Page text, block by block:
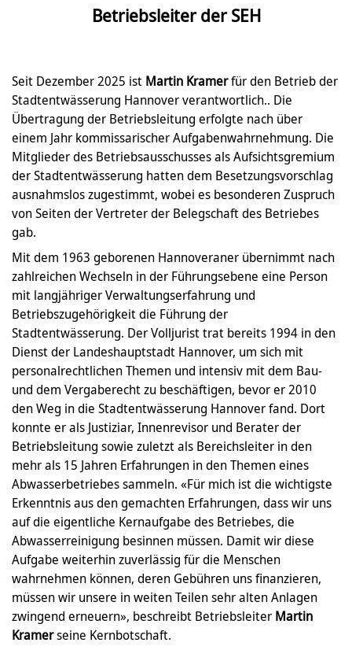
Betriebsleiter der SEH
Seit Dezember 2025 ist Martin Kramerfür den Betrieb der
Stadtentwässerung Hannover verantwortlich.. Die
Übertragung der Betriebsleitung erfolgte nach über
einem Jahr kommissarischer Aufgabenwahrnehmung. Die
Mitglieder des Betriebsausschusses als Aufsichtsgremium
der Stadtentwässerung hatten dem Besetzungsvorschlag
ausnahmslos zugestimmt, wobei es besonderen Zuspruch
von Seiten der Vertreter der Belegschaft des Betriebes
gab.
Mit dem 1963 geborenen Hannoveraner übernimmt nach
zahlreichen Wechseln in der Führungsebene eine Person
mit langjähriger Verwaltungserfahrung und
Betriebszugehörigkeit die Führung der
Stadtentwässerung. Der Volljurist trat bereits 1994 in den
Dienst der Landeshauptstadt Hannover, um sich mit
personalrechtlichen Themen und intensiv mit dem Bau-
und dem Vergaberecht zu beschäftigen, bevor er 2010
den Weg in die Stadtentwässerung Hannover fand. Dort
konnte er als Justiziar, Innenrevisor und Berater der
Betriebsleitung sowie zuletzt als Bereichsleiter in den
mehr als 15 Jahren Erfahrungen in den Themen eines
Abwasserbetriebes sammeln. «Für mich ist die wichtigste
Erkenntnis aus den gemachten Erfahrungen, dass wir uns
auf die eigentliche Kernaufgabe des Betriebes, die
Abwasserreinigung besinnen müssen. Damit wir diese
Aufgabe weiterhin zuverlässig für die Menschen
wahrnehmen können, deren Gebühren uns finanzieren,
müssen wir unsere in weiten Teilen sehr alten Anlagen
zwingend erneuern», beschreibt Betriebsleiter Martin
Kramerseine Kernbotschaft.